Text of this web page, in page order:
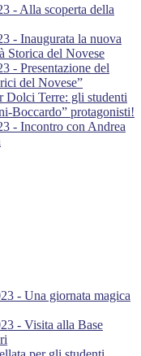
- Alla scoperta della
- Inaugurata la nuova
Storica del Novese
- Presentazione del
del Novese”
Dolci Terre: gli studenti
Boccardo” protagonisti!
- Incontro con Andrea
- Una giornata magica
- Visita alla Base